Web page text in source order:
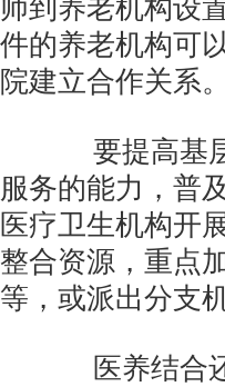
师到养老机构设
件的养老机构可
院建立合作关系。
要提高基层
服务的能力，普
医疗卫生机构开
整合资源，重点
等，或派出分支
医养结合还